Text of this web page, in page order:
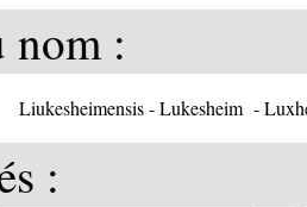
nom :
Liukesheimensis - Lukesheim -
: